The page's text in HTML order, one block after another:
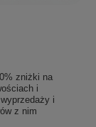
zniżki na
i
i
z nim